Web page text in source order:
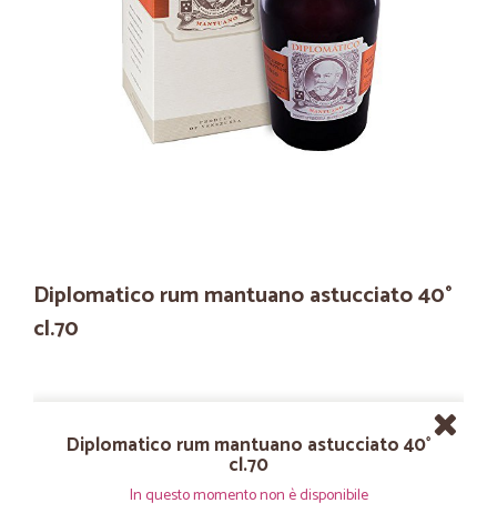
Diplomatico rum mantuano astucciato 40°
cl.70
Diplomatico rum mantuano astucciato 40°
cl.70
In questo momento non è disponibile